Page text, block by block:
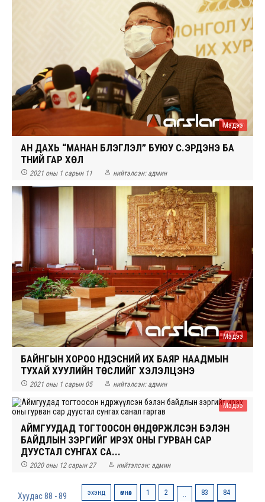
Мэдээ
АН ДАХЬ “МАНАН БҮЛЭГЛЭЛ” БУЮУ С.ЭРДЭНЭ БА
ТҮҮНИЙ ГАР ХӨЛ
 2021 оны 1 сарын 11  нийтэлсэн: админ
Мэдээ
БАЙНГЫН ХОРОО ҮНДЭСНИЙ ИХ БАЯР НААДМЫН
ТУХАЙ ХУУЛИЙН ТӨСЛИЙГ ХЭЛЭЛЦЭНЭ
 2021 оны 1 сарын 05  нийтэлсэн: админ
Мэдээ
АЙМГУУДАД ТОГТООСОН ӨНДӨРЖҮҮЛСЭН БЭЛЭН
БАЙДЛЫН ЗЭРГИЙГ ИРЭХ ОНЫ ГУРВАН САР
ДУУСТАЛ СУНГАХ СА...
 2020 оны 12 сарын 27  нийтэлсэн: админ
Хуудас 88 - 89 эхэнд өмнөх 1 2 .. 83 84